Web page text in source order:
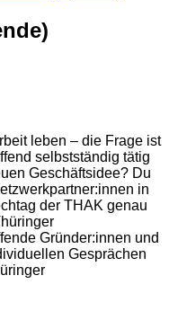
leben – die Frage ist
selbstständig tätig
Geschäftsidee? Du
in
der THAK genau
Gründer:innen und
Gesprächen